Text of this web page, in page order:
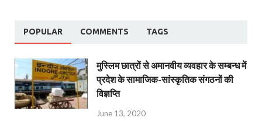
POPULAR COMMENTS TAGS
मुस्लिम छात्रों से अमानवीय व्यवहार के सम्बन्ध में
प्रदेश के सामाजिक-सांस्कृतिक संगठनों की
विज्ञप्ति
June 13, 2020